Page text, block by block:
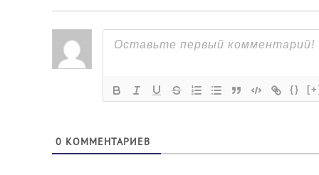
{}
0 КОММЕНТАРИЕВ